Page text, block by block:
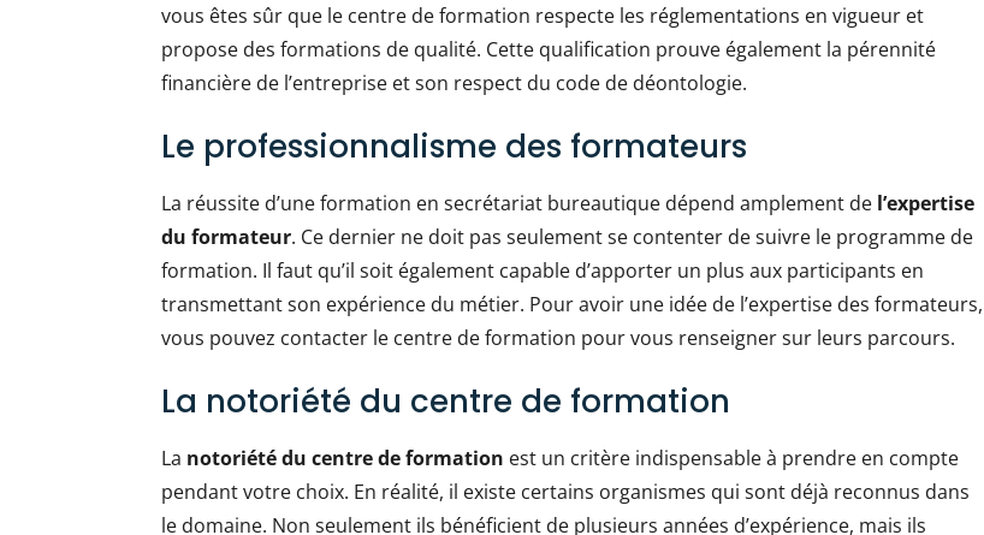
vous êtes sûr que le centre de formation respecte les réglementations en vigueur et
propose des formations de qualité. Cette qualification prouve également la pérennité
financière de l’entreprise et son respect du code de déontologie.
Le professionnalisme des formateurs
La réussite d’une formation en secrétariat bureautique dépend amplement de l’expertise
du formateur. Ce dernier ne doit pas seulement se contenter de suivre le programme de
formation. Il faut qu’il soit également capable d’apporter un plus aux participants en
transmettant son expérience du métier. Pour avoir une idée de l’expertise des formateurs,
vous pouvez contacter le centre de formation pour vous renseigner sur leurs parcours.
La notoriété du centre de formation
La notoriété du centre de formation est un critère indispensable à prendre en compte
pendant votre choix. En réalité, il existe certains organismes qui sont déjà reconnus dans
le domaine. Non seulement ils bénéficient de plusieurs années d’expérience, mais ils